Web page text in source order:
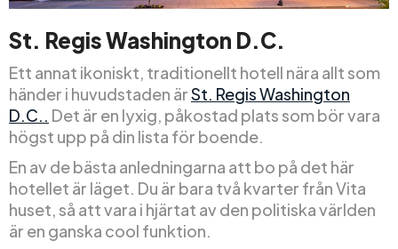
St. Regis Washington D.C.
Ett annat ikoniskt, traditionellt hotell nära allt som
händer i huvudstaden ärSt. Regis Washington
D.C.. Det är en lyxig, påkostad plats som bör vara
högst upp på din lista för boende.
En av de bästa anledningarna att bo på det här
hotellet är läget. Du är bara två kvarter från Vita
huset, så att vara i hjärtat av den politiska världen
är en ganska cool funktion.